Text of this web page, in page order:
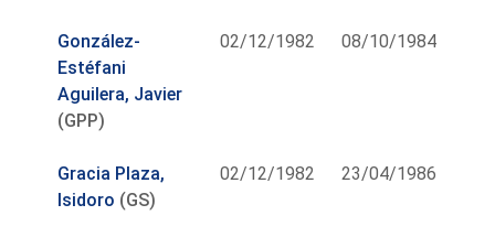
González-
Estéfani
Aguilera, Javier
(GPP)
02/12/1982 08/10/1984
Gracia Plaza,
Isidoro (GS)
02/12/1982 23/04/1986